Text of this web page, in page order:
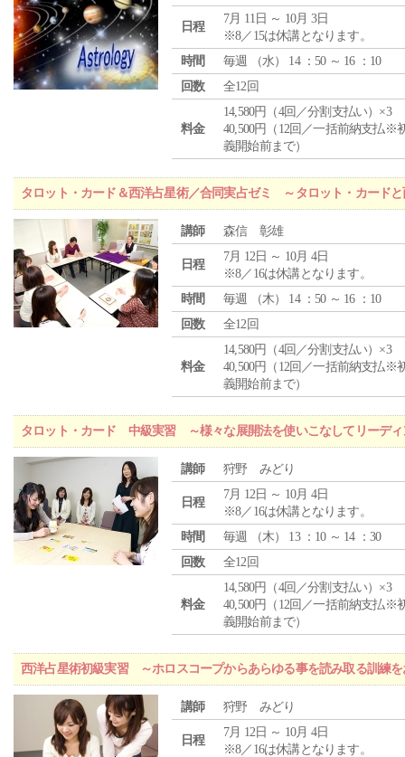
日程
7月 11日 ～ 10月 3日
※8／15は休講となります。
時間
毎週 （水） 14 ：50 ～ 16 ：10
回数
全12回
料金
14,580円（4回／分割支払い）×3
40,500円（12回／一括前納支払※
義開始前まで）
タロット・カード＆西洋占星術／合同実占ゼミ ～タロット・カード
講師 森信 彰雄
日程
7月 12日 ～ 10月 4日
※8／16は休講となります。
時間
毎週 （木） 14 ：50 ～ 16 ：10
回数
全12回
料金
14,580円（4回／分割支払い）×3
40,500円（12回／一括前納支払※
義開始前まで）
タロット・カード 中級実習 ～様々な展開法を使いこなしてリーディ
講師 狩野 みどり
日程
7月 12日 ～ 10月 4日
※8／16は休講となります。
時間
毎週 （木） 13 ：10 ～ 14 ：30
回数
全12回
料金
14,580円（4回／分割支払い）×3
40,500円（12回／一括前納支払※
義開始前まで）
西洋占星術初級実習 ～ホロスコープからあらゆる事を読み取る訓練を
講師 狩野 みどり
日程
7月 12日 ～ 10月 4日
※8／16は休講となります。